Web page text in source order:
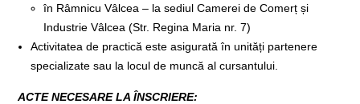
în Râmnicu Vâlcea – la sediul Camerei de Comerț și
Industrie Vâlcea (Str. Regina Maria nr. 7)
Activitatea de practică este asigurată în unități partenere
specializate sau la locul de muncă al cursantului.
ACTE NECESARE LA ÎNSCRIERE: